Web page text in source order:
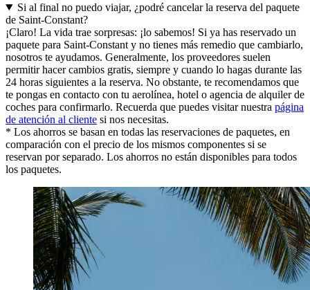
Si al final no puedo viajar, ¿podré cancelar la reserva del paquete
de Saint-Constant?
¡Claro! La vida trae sorpresas: ¡lo sabemos! Si ya has reservado un
paquete para Saint-Constant y no tienes más remedio que cambiarlo,
nosotros te ayudamos. Generalmente, los proveedores suelen
permitir hacer cambios gratis, siempre y cuando lo hagas durante las
24 horas siguientes a la reserva. No obstante, te recomendamos que
te pongas en contacto con tu aerolínea, hotel o agencia de alquiler de
coches para confirmarlo. Recuerda que puedes visitar nuestra página
de atención al cliente si nos necesitas.
* Los ahorros se basan en todas las reservaciones de paquetes, en
comparación con el precio de los mismos componentes si se
reservan por separado. Los ahorros no están disponibles para todos
los paquetes.